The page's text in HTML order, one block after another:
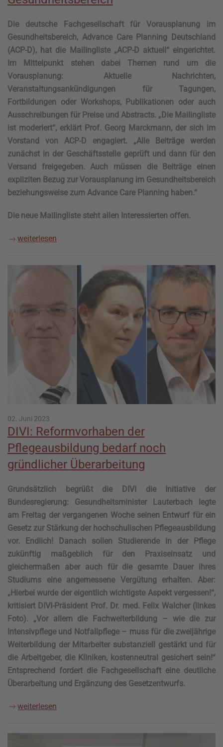
Die deutsche Fachgesellschaft für Vorausplanung im
Gesundheitsbereich, Advance Care Planning Deutschland
(ACP-D), hat die Mailingliste „ACP-D aktuell“ eingerichtet.
Im Mittelpunkt stehen dabei Themen rund um die
Vorausplanung: Aktuelle Nachrichten,
Veranstaltungsankündigungen für Tagungen,
Fortbildungen oder Workshops, Publikationen oder auch
Ausschreibungen für Preise und Abstracts. „Die Mailingliste
ist moderiert“, erklärt Prof. Georg Marckmann, der sich im
Vorstand von ACP-D engagiert. „Alle Beiträge werden
zunächst in der Geschäftsstelle geprüft und dann für den
Versand freigegeben. Auch müssen die Beiträge einen
expliziten Bezug zur Vorausplanung im Gesundheitsbereich
beziehungsweise zum Advance Care Planning haben.“
Die neue Mailingliste steht allen Interessierten offen.
weiterlesen
02. Juni 2023
DIVI: Reformvorhaben der
Pflegeausbildung bedarf noch
gründlicher Überarbeitung
Grundsätzlich begrüßt die DIVI die Initiative der
Bundesregierung: Gesundheitsminister Lauterbach legte
am Freitag der vergangenen Woche seinen Entwurf für ein
Gesetz zur Stärkung der hochschulischen Pflegeausbildung
vor. Endlich! Danach sollen Studierende in der Pflege
zukünftig maßgeblich für den Praxiseinsatz und
gleichermaßen aber auch für die gesamte Dauer ihres
Studiums eine angemessene Vergütung erhalten. Aber:
„Hierbei wurde der eigentlich wichtigste Aspekt vergessen!“,
kritisiert DIVI-Präsident Prof. Dr. med. Felix Walcher (linkes
Foto). „Vor allem die Fachweiterbildung – wie die zur
Intensivpflege und Notfallpflege – muss für die zweijährige
Weiterbildung der Mitarbeiter substanziell gestärkt und für
die Arbeitgeber, die Kliniken, kostenneutral gesichert sein!“
Entsprechend fordert die Fachgesellschaft eine deutliche
Überarbeitung und Ergänzung des Gesetzentwurfs.
weiterlesen